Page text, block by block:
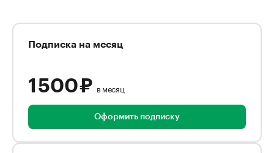
Подписка на месяц
1 500 ₽ в месяц
Оформить подписку